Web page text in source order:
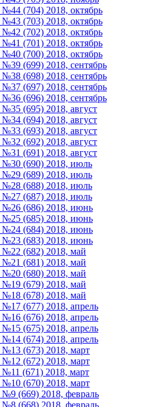
(704) 2018, октябрь
(703) 2018, октябрь
(702) 2018, октябрь
(701) 2018, октябрь
(700) 2018, октябрь
(699) 2018, сентябрь
(698) 2018, сентябрь
(697) 2018, сентябрь
(696) 2018, сентябрь
(695) 2018, август
(694) 2018, август
(693) 2018, август
(692) 2018, август
(691) 2018, август
№30 (690) 2018, июль
№29 (689) 2018, июль
№28 (688) 2018, июль
№27 (687) 2018, июль
№26 (686) 2018, июнь
№25 (685) 2018, июнь
№24 (684) 2018, июнь
№23 (683) 2018, июнь
№22 (682) 2018, май
№21 (681) 2018, май
№20 (680) 2018, май
№19 (679) 2018, май
№18 (678) 2018, май
(677) 2018, апрель
(676) 2018, апрель
(675) 2018, апрель
(674) 2018, апрель
№13 (673) 2018, март
№12 (672) 2018, март
(671) 2018, март
№10 (670) 2018, март
(669) 2018, февраль
(668) 2018, февраль